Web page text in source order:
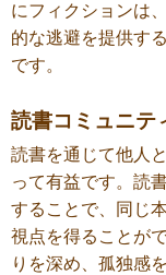
にフィクションは
的な逃避を提供す
です。
読書コミュニテ
読書を通じて他人
って有益です。読
することで、同じ
視点を得ることが
りを深め、孤独感